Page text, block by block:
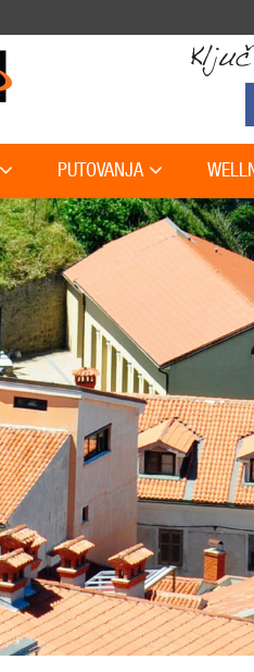
PUTOVANJA